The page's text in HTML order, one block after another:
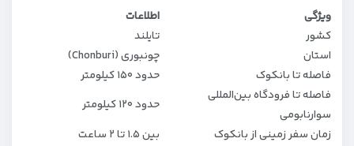
ویژگی
اطلاعات
کشور
تایلند
استان
چونبوری (Chonburi)
فاصله تا بانکوک
حدود ۱۵۰ کیلومتر
فاصله تا فرودگاه بین‌المللی
سوارنابومی
حدود ۱۲۰ کیلومتر
زمان سفر زمینی از بانکوک
بین ۱.۵ تا ۲ ساعت